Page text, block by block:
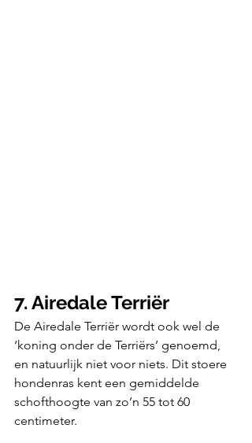
7. Airedale Terriër
De Airedale Terriër wordt ook wel de
‘koning onder de Terriërs’ genoemd,
en natuurlijk niet voor niets. Dit stoere
hondenras kent een gemiddelde
schofthoogte van zo’n 55 tot 60
centimeter.